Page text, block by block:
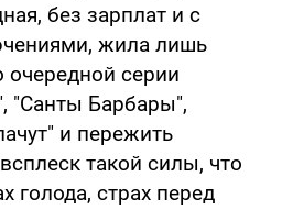
без зарплат и с
жила лишь
серии
"Санты Барбары",
и пережить
такой силы, что
голода, страх перед